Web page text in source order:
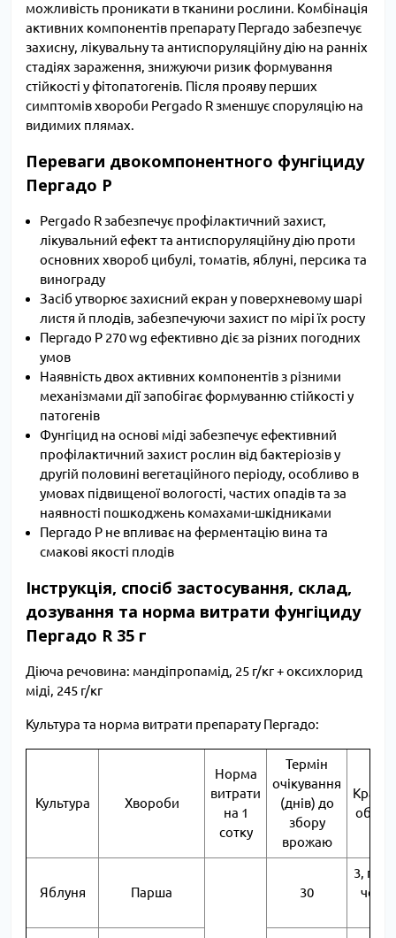
можливість проникати в тканини рослини. Комбінація
активних компонентів препарату Пергадо забезпечує
захисну, лікувальну та антиспоруляційну дію на ранніх
стадіях зараження, знижуючи ризик формування
стійкості у фітопатогенів. Після прояву перших
симптомів хвороби Pergado R зменшує споруляцію на
видимих плямах.
Переваги двокомпонентного фунгіциду
Пергадо Р
Pergado R забезпечує профілактичний захист,
лікувальний ефект та антиспоруляційну дію проти
основних хвороб цибулі, томатів, яблуні, персика та
винограду
Засіб утворює захисний екран у поверхневому шарі
листя й плодів, забезпечуючи захист по мірі їх росту
Пергадо Р 270 wg ефективно діє за різних погодних
умов
Наявність двох активних компонентів з різними
механізмами дії запобігає формуванню стійкості у
патогенів
Фунгіцид на основі міді забезпечує ефективний
профілактичний захист рослин від бактеріозів у
другій половині вегетаційного періоду, особливо в
умовах підвищеної вологості, частих опадів та за
наявності пошкоджень комахами-шкідниками
Пергадо Р не впливає на ферментацію вина та
смакові якості плодів
Інструкція, спосіб застосування, склад,
дозування та норма витрати фунгіциду
Пергадо R 35 г
Діюча речовина: мандіпропамід, 25 г/кг + оксихлорид
міді, 245 г/кг
Культура та норма витрати препарату Пергадо:
Культура Хвороби
Норма
витрати
на 1
сотку
Термін
очікування
(днів) до
збору
врожаю
Яблуня Парша 30
3,